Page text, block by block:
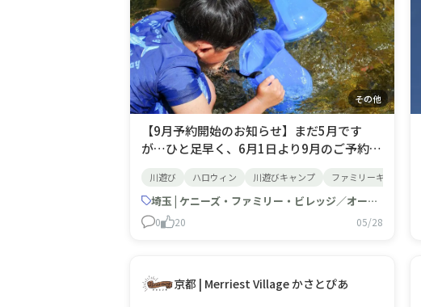
その他
【9月予約開始のお知らせ】まだ5月です
が…ひと足早く、6月1日より9月のご予約受
ンライン予約：6/1(月) 0:00～・電話予約：
6/1(月) 8:45～今年の9月は19日～23日と最
大5連休になる方も✨人気日程はお早めのご
川遊び ハロウィン 川遊びキャンプ ファミリーキャンプ
埼玉 | ケニーズ・ファミリー・ビレッジ／オートキャンプ場
0 20 05/28
京都 | Merriest Village かさとぴあ